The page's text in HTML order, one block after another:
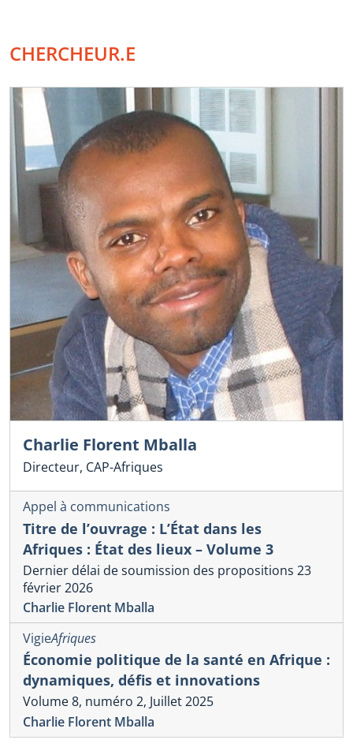
CHERCHEUR.E
Charlie Florent Mballa
Directeur, CAP-Afriques
Appel à communications
Titre de l’ouvrage : L’État dans les
Afriques : État des lieux – Volume 3
Dernier délai de soumission des propositions 23
février 2026
Charlie Florent Mballa
VigieAfriques
Économie politique de la santé en Afrique :
dynamiques, défis et innovations
Volume 8, numéro 2, Juillet 2025
Charlie Florent Mballa